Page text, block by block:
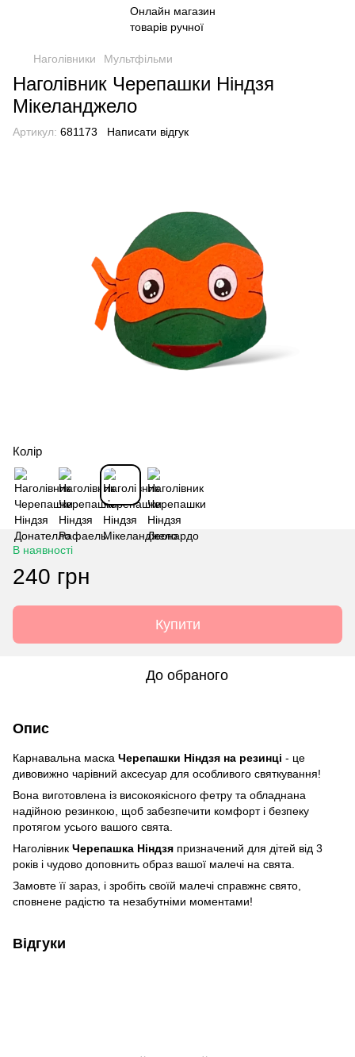
Наголівники Мультфільми
Наголівник Черепашки Ніндзя
Мікеланджело
Артикул: 681173 Написати відгук
Колір
В наявності
240 грн
Купити
До обраного
Опис
Карнавальна маска Черепашки Ніндзя на резинці - це
дивовижно чарівний аксесуар для особливого святкування!
Вона виготовлена із високоякісного фетру та обладнана
надійною резинкою, щоб забезпечити комфорт і безпеку
протягом усього вашого свята.
Наголівник Черепашка Ніндзя призначений для дітей від 3
років і чудово доповнить образ вашої малечі на свята.
Замовте її зараз, і зробіть своїй малечі справжнє свято,
сповнене радістю та незабутніми моментами!
Відгуки